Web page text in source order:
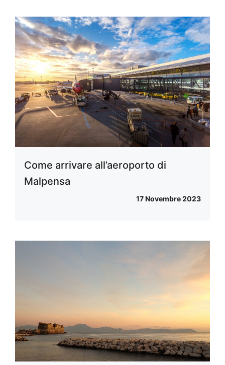
Come arrivare all’aeroporto di
Malpensa
17 Novembre 2023